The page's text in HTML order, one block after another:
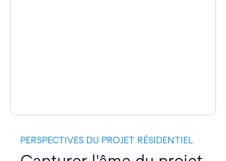
PERSPECTIVES DU PROJET RÉSIDENTIEL